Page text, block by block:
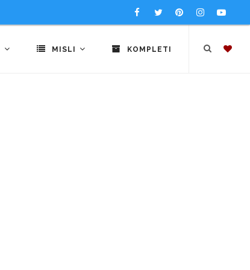
MISLI KOMPLETI